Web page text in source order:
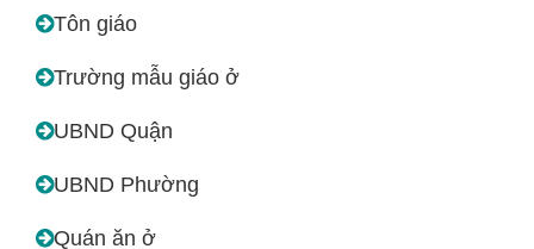
Tôn giáo
Trường mẫu giáo ở
UBND Quận
UBND Phường
Quán ăn ở